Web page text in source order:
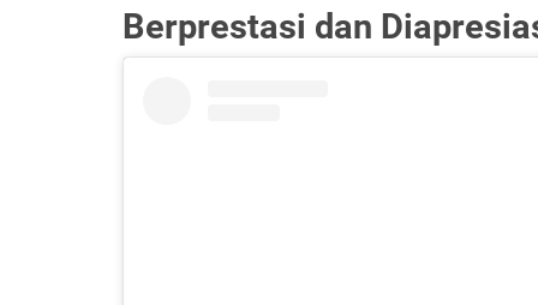
Berprestasi dan